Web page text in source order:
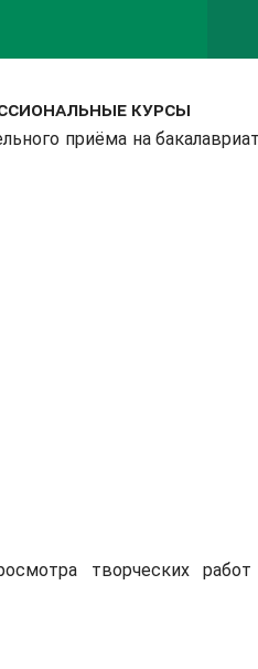
курсы
приёма на
творческих